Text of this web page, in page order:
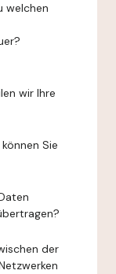
welchen
wir Ihre
Sie
der